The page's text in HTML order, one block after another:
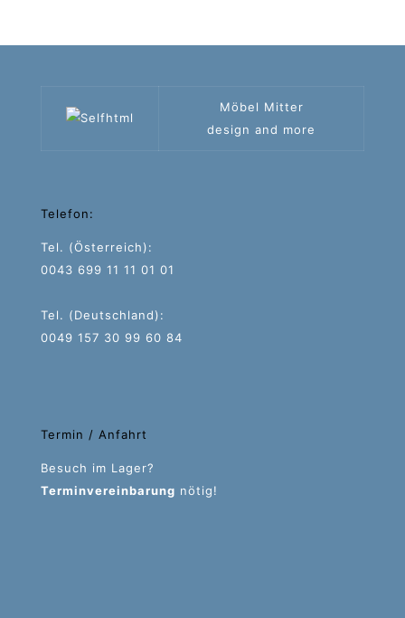
Möbel Mitter
design and more
Telefon:
Tel. (Österreich):
0043 699 11 11 01 01
Tel. (Deutschland):
0049 157 30 99 60 84
Termin / Anfahrt
Besuch im Lager?
Terminvereinbarung nötig!